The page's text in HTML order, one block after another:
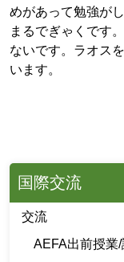
めがあって勉強が
まるでぎゃくです
ないです。ラオス
います。
国際交流
交流
AEFA出前授業